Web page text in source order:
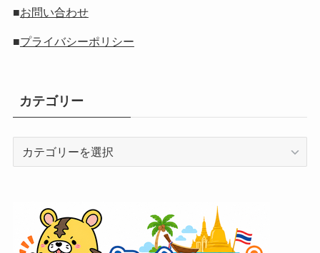
■お問い合わせ
■プライバシーポリシー
カテゴリー